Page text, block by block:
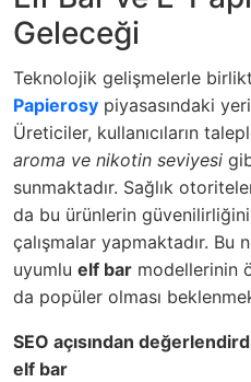
Geleceği
Teknolojik gelişmelerle
Papierosy piyasasındaki
Üreticiler, kullanıcıların
aroma ve nikotin seviyesi
sunmaktadır. Sağlık
da bu ürünlerin
çalışmalar yapmaktadır. Bu
uyumlu elf bar modellerinin
da popüler olması
SEO açısından
elf bar